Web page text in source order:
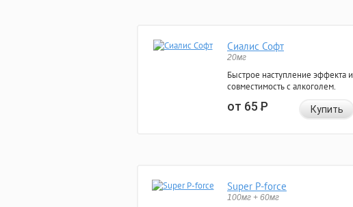
Сиалис Софт
20мг
Быстрое наступление эффекта и
совместимость с алкоголем.
от 65Р Купить
Super P-force
100мг + 60мг